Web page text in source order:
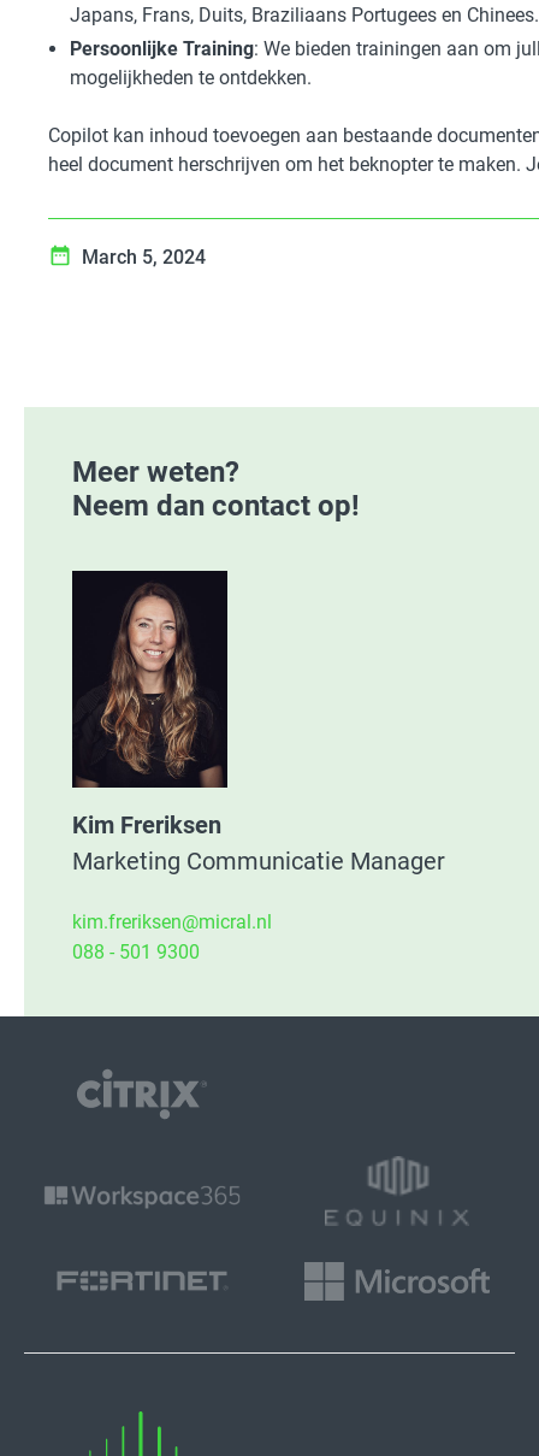
Japans, Frans, Duits, Braziliaans Portugees en Chinees.
Persoonlijke Training: We bieden trainingen aan om
mogelijkheden te ontdekken.
Copilot kan inhoud toevoegen aan bestaande
heel document herschrijven om het beknopter te maken.
March 5, 2024
Meer weten?
Neem dan contact op!
Kim Freriksen
Marketing Communicatie Manager
kim.freriksen@micral.nl
088 - 501 9300